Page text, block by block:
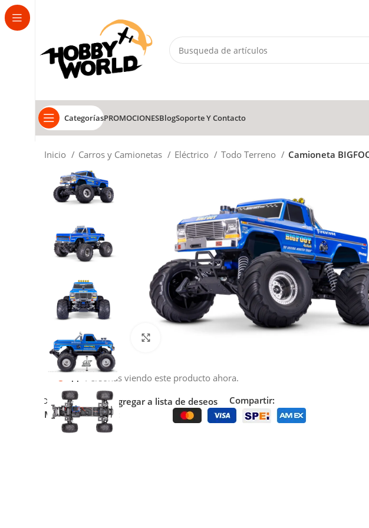
CategoríasPROMOCIONESBlogSoporte Y Contacto
Inicio Carros y Camionetas Eléctrico Todo Terreno Camioneta
11 Personas viendo este producto ahora.
Comparar
Agregar a lista de deseos
Compartir:
Métodos de pago: